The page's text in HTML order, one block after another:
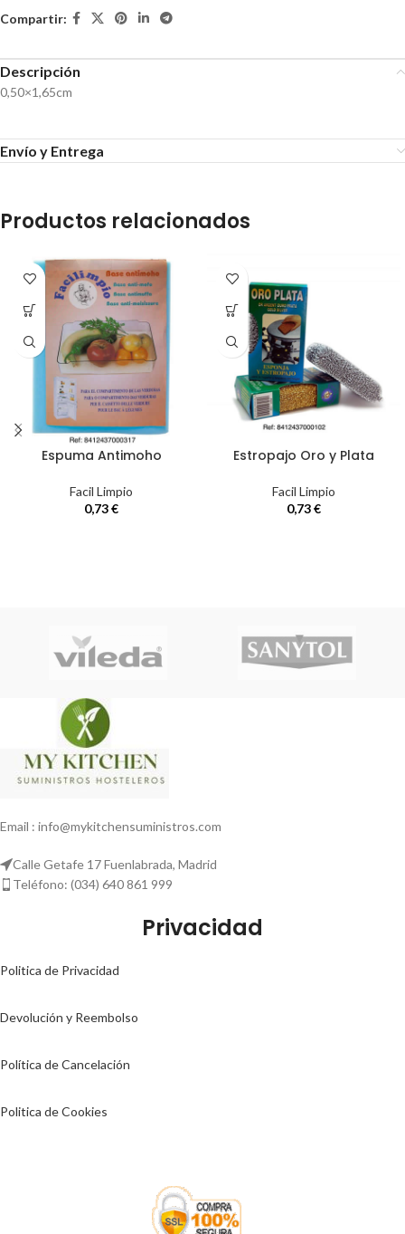
Compartir:
Descripción
0,50×1,65cm
Envío y Entrega
Productos relacionados
Espuma Antimoho
Facil Limpio
0,73€
Estropajo Oro y Plata
Facil Limpio
0,73€
Email : info@mykitchensuministros.com
Calle Getafe 17 Fuenlabrada, Madrid
Teléfono: (034) 640 861 999
Privacidad
Politica de Privacidad
Devolución y Reembolso
Política de Cancelación
Politica de Cookies